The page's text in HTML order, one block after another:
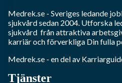
Medrek.se - Sveriges ledande
sjukvårdsedan 2004. Utforska
sjukvård från attraktiva
karriär och förverkliga Din fulla
Medrek.se - en del av
Tjänster